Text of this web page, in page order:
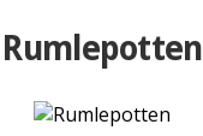
Rumlepotten